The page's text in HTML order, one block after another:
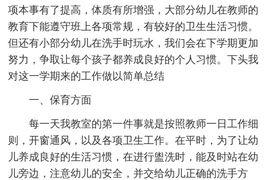
项本事有了提高，体质有所增强，大部分幼儿在教师的
教育下能遵守班上各项常规，有较好的卫生生活习惯。
但还有小部分幼儿在洗手时玩水，我们会在下学期更加
努力，争取让每个孩子都养成良好的个人习惯。下头我
对这一学期来的工作做以简单总结
一、保育方面
每一天我教室的第一件事就是按照教师一日工作细
则，开窗通风，以及各项卫生工作。在平时，为了让幼
儿养成良好的生活习惯，在进行盥洗时，能及时站在幼
儿旁边，注意幼儿的安全，并交给幼儿正确的洗手方